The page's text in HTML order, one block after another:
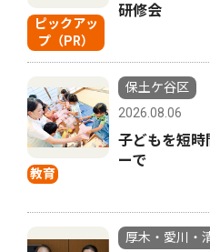
ピックアッ
プ（PR）
研修会
教育
保土ケ谷区
2026.08.06
子どもを短
ーで
厚木・愛川・